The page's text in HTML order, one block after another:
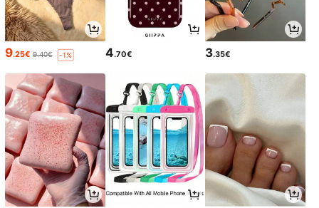
9.25€ 9.40€ -1% 4.70€ 3.35€